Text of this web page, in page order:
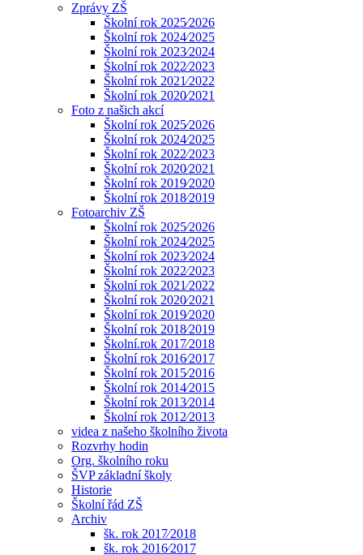
Zprávy ZŠ
Školní rok 2025⁄2026
Školní rok 2024⁄2025
Školní rok 2023⁄2024
Śkolní rok 2022⁄2023
Školní rok 2021⁄2022
Školní rok 2020⁄2021
Foto z našich akcí
Školní rok 2025⁄2026
Školní rok 2024⁄2025
Školní rok 2022⁄2023
Školní rok 2020⁄2021
Školní rok 2019⁄2020
Školní rok 2018⁄2019
Fotoarchiv ZŠ
Školní rok 2025⁄2026
Školní rok 2024⁄2025
Školní rok 2023⁄2024
Školní rok 2022⁄2023
Školní rok 2021⁄2022
Školní rok 2020⁄2021
Školní rok 2019⁄2020
Školní rok 2018⁄2019
Školní.rok 2017⁄2018
Školní rok 2016⁄2017
Školní rok 2015⁄2016
Školní rok 2014⁄2015
Školní rok 2013⁄2014
Školní rok 2012⁄2013
videa z našeho školního života
Rozvrhy hodin
Org. školního roku
ŠVP základní školy
Historie
Školní řád ZŠ
Archiv
šk. rok 2017⁄2018
šk. rok 2016⁄2017